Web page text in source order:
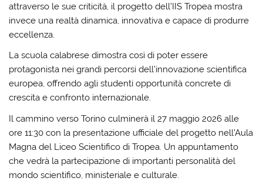
attraverso le sue criticità, il progetto dell’IIS Tropea mostra
invece una realtà dinamica, innovativa e capace di produrre
eccellenza.
La scuola calabrese dimostra così di poter essere
protagonista nei grandi percorsi dell’innovazione scientifica
europea, offrendo agli studenti opportunità concrete di
crescita e confronto internazionale.
Il cammino verso Torino culminerà il 27 maggio 2026 alle
ore 11:30 con la presentazione ufficiale del progetto nell’Aula
Magna del Liceo Scientifico di Tropea. Un appuntamento
che vedrà la partecipazione di importanti personalità del
mondo scientifico, ministeriale e culturale.